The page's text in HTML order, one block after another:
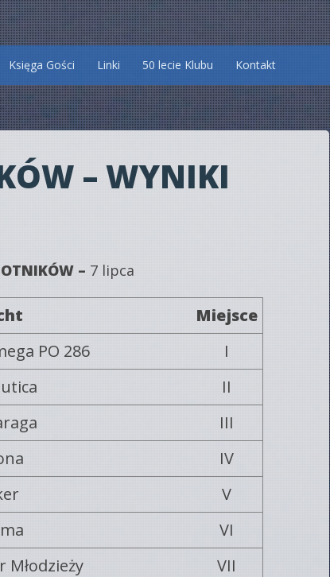
Księga Gości Linki 50 lecie Klubu Kontakt
– WYNIKI
– 7 lipca
Miejsce
PO 286
I
II
III
IV
V
VI
Młodzieży
VII